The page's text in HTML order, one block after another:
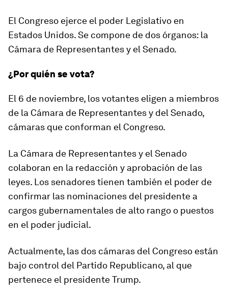
El Congreso ejerce el poder Legislativo en
Estados Unidos. Se compone de dos órganos: la
Cámara de Representantes y el Senado.
¿Por quién se vota?
El 6 de noviembre, los votantes eligen a miembros
de la Cámara de Representantes y del Senado,
cámaras que conforman el Congreso.
La Cámara de Representantes y el Senado
colaboran en la redacción y aprobación de las
leyes. Los senadores tienen también el poder de
confirmar las nominaciones del presidente a
cargos gubernamentales de alto rango o puestos
en el poder judicial.
Actualmente, las dos cámaras del Congreso están
bajo control del Partido Republicano, al que
pertenece el presidente Trump.